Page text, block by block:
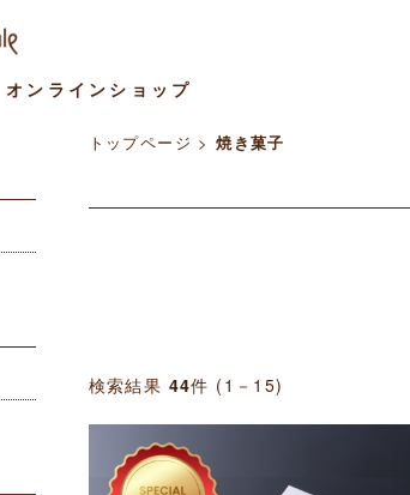
ンラインショップ
トップページ >焼き菓子
検索結果 44件 (1－15)